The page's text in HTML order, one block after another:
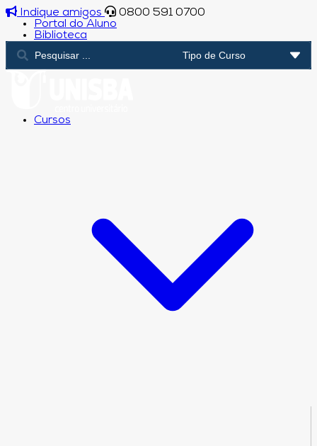
Indique amigos
0800 591 0700
Portal do Aluno
Biblioteca
Cursos